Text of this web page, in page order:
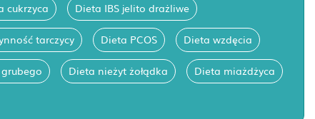
cukrzyca Dieta IBS jelito drażliwe
tarczycy Dieta PCOS Dieta wzdęcia
Dieta nieżyt żołądka Dieta miażdżyca